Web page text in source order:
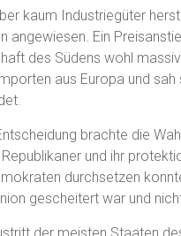
kaum Industriegüter
angewiesen. Ein
des Südens wohl
aus Europa und
brachte die
und ihr
durchsetzen
gescheitert war und
der meisten Staaten